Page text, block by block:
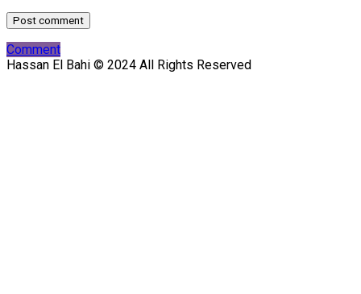
Comment
Hassan El Bahi © 2024 All Rights Reserved